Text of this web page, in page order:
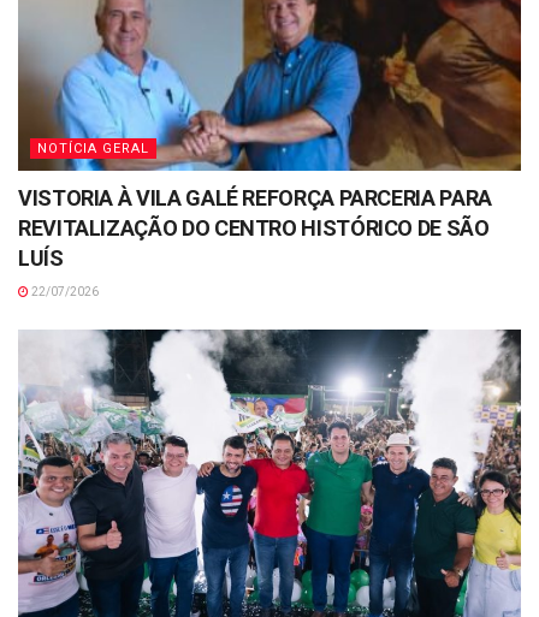
NOTÍCIA GERAL
VISTORIA À VILA GALÉ REFORÇA PARCERIA PARA
REVITALIZAÇÃO DO CENTRO HISTÓRICO DE SÃO
LUÍS
22/07/2026